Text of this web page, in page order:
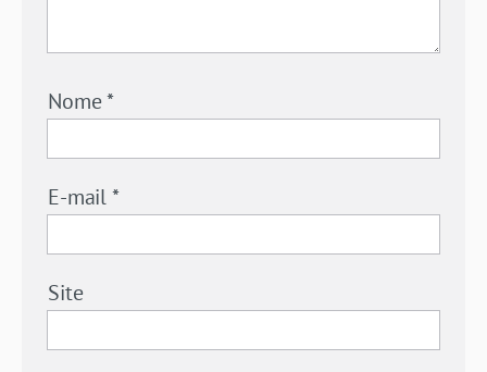
Nome*
E-mail*
Site